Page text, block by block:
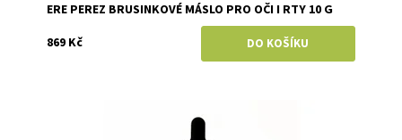
ERE PEREZ BRUSINKOVÉ MÁSLO PRO OČI I RTY 10 G
869 Kč
Two Cosmetics